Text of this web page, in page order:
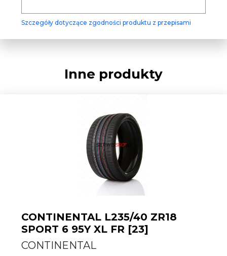
Szczegóły dotyczące zgodności produktu z przepisami
Inne produkty
CONTINENTAL L235/40 ZR18
SPORT 6 95Y XL FR [23]
CONTINENTAL